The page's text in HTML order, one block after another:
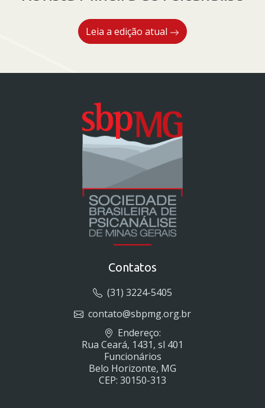
Leia a edição atual
Contatos
(31) 3224-5405
contato@sbpmg.org.br
Endereço:
Rua Ceará, 1431, sl 401
Funcionários
Belo Horizonte, MG
CEP: 30150-313